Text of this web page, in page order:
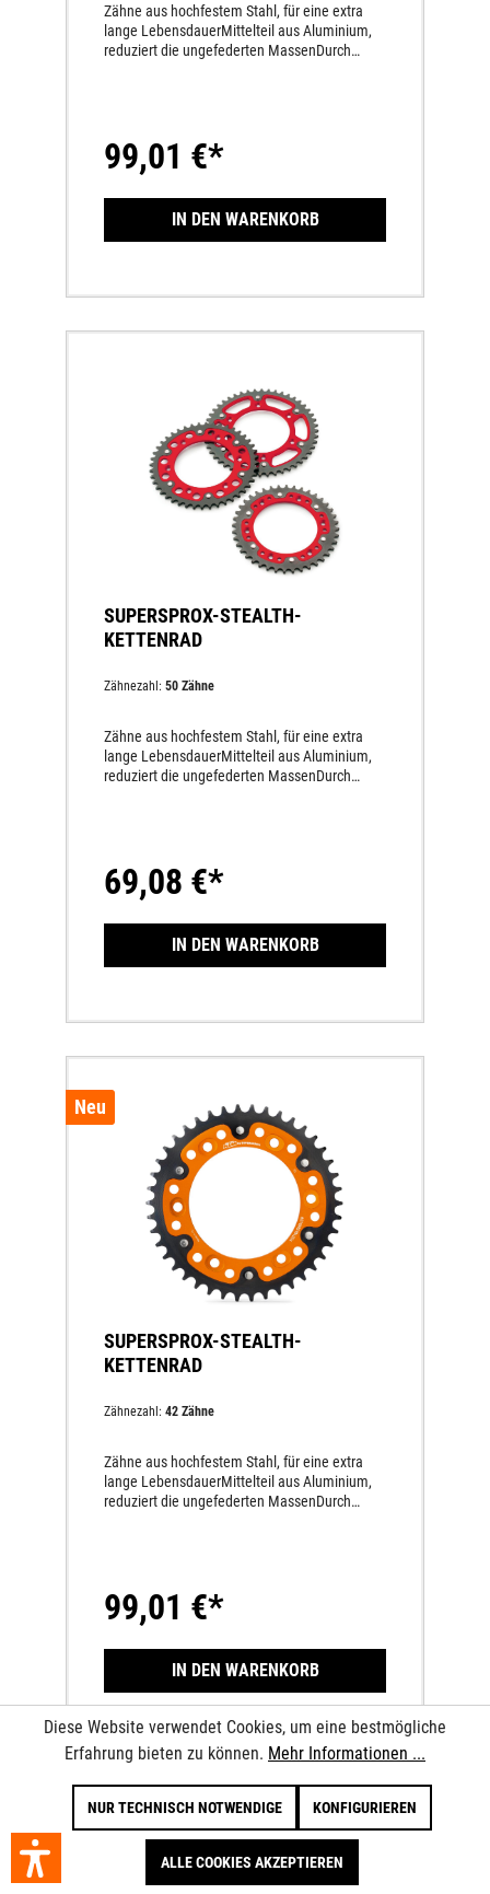
Zähne aus hochfestem Stahl, für eine extra
lange LebensdauerMittelteil aus Aluminium,
reduziert die ungefederten MassenDurch
KettenräderLängere Lebensdauer des
gesamten Antriebssatzes
99,01 €*
IN DEN WARENKORB
SUPERSPROX-STEALTH-
KETTENRAD
Zähnezahl: 50 Zähne
Zähne aus hochfestem Stahl, für eine extra
lange LebensdauerMittelteil aus Aluminium,
reduziert die ungefederten MassenDurch
KettenräderLängere Lebensdauer des
gesamten Antriebssatzes
69,08 €*
IN DEN WARENKORB
Neu
SUPERSPROX-STEALTH-
KETTENRAD
Zähnezahl: 42 Zähne
Zähne aus hochfestem Stahl, für eine extra
lange LebensdauerMittelteil aus Aluminium,
reduziert die ungefederten MassenDurch
KettenräderLängere Lebensdauer des
gesamten Antriebssatzes
99,01 €*
IN DEN WARENKORB
Diese Website verwendet Cookies, um eine bestmögliche
Erfahrung bieten zu können. Mehr Informationen ...
NUR TECHNISCH NOTWENDIGE KONFIGURIEREN
ALLE COOKIES AKZEPTIEREN